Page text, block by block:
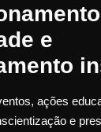
e
ações
e